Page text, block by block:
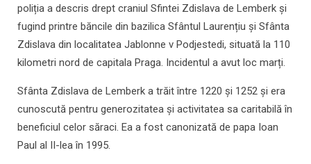
poliția a descris drept craniul Sfintei Zdislava de Lemberk și
fugind printre băncile din bazilica Sfântul Laurențiu și Sfânta
Zdislava din localitatea Jablonne v Podjestedi, situată la 110
kilometri nord de capitala Praga. Incidentul a avut loc marți.
Sfânta Zdislava de Lemberk a trăit între 1220 și 1252 și era
cunoscută pentru generozitatea și activitatea sa caritabilă în
beneficiul celor săraci. Ea a fost canonizată de papa Ioan
Paul al II-lea în 1995.